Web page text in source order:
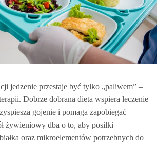
jedzenie przestaje być tylko „paliwem” –
Dobrze dobrana dieta wspiera leczenie
gojenie i pomaga zapobiegać
żywieniowy dba o to, aby posiłki
oraz mikroelementów potrzebnych do